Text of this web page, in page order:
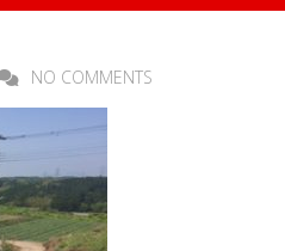
NO COMMENTS